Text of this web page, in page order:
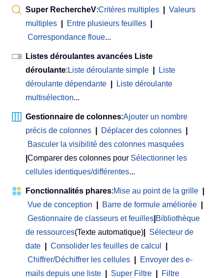
Super RechercheV:Critères multiples
Valeurs
multiples
Entre plusieurs feuilles
Correspondance floue...
Listes déroulantes avancées Liste
déroulante: Liste déroulante simple
Liste
déroulante dépendante
Liste déroulante
multisélection...
Gestionnaire de colonnes:Ajouter un nombre
précis de colonnes
Déplacer des colonnes
Basculer la visibilité des colonnes masquées
Comparer des colonnes pour Sélectionner les
cellules identiques/différentes...
Fonctionnalités phares:Mise au point de la grille
Vue de conception
Barre de formule améliorée
Gestionnaire de classeurs et feuilles Bibliothèque
de ressources(Texte automatique)
Sélecteur de
date
Consolider les feuilles de calcul
Chiffrer/Déchiffrer les cellules
Envoyer des e-
mails depuis une liste
Super Filtre
Filtre